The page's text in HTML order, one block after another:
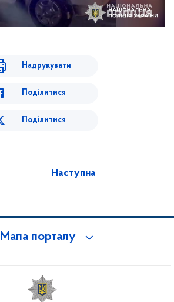
Надрукувати
Поділитися
Поділитися
Наступна
Мапа порталу